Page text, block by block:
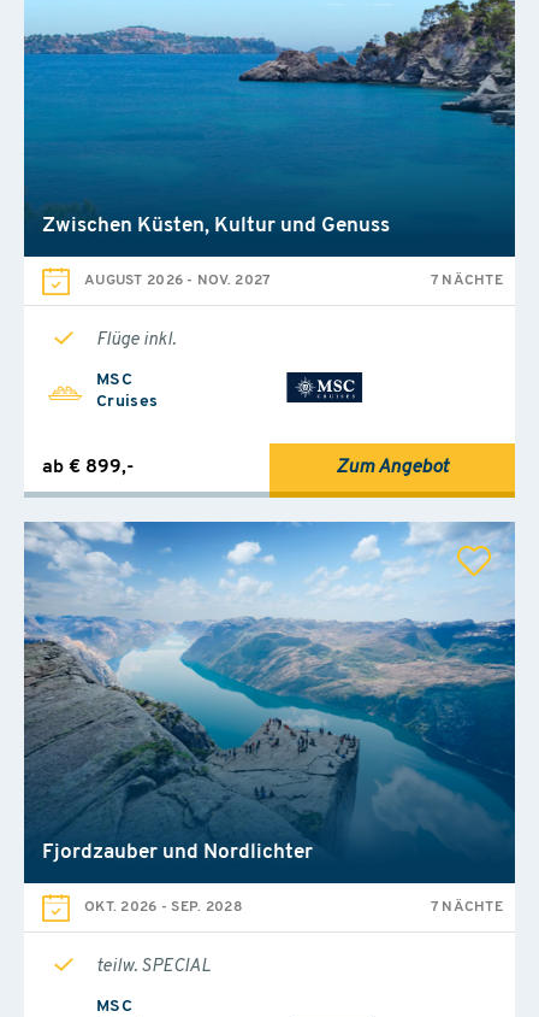
Zwischen Küsten, Kultur und Genuss
AUGUST 2026 - NOV. 2027 7 NÄCHTE
Flüge inkl.
MSC
Cruises
ab € 899,- Zum Angebot
Fjordzauber und Nordlichter
OKT. 2026 - SEP. 2028 7 NÄCHTE
teilw. SPECIAL
MSC